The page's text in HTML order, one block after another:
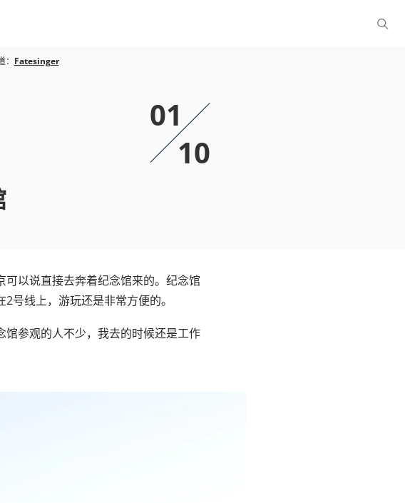
Fatesinger
01
10
以说直接去奔着纪念馆来的。纪念馆
号线上，游玩还是非常方便的。
参观的人不少，我去的时候还是工作